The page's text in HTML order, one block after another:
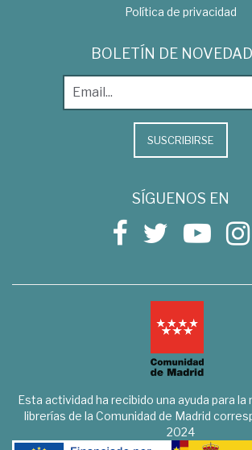
Política de privacidad
BOLETÍN DE
SUSCRIBIRSE
SÍGUENOS EN
Esta actividad ha recibido una ayuda para
librerías de la Comunidad de Madrid
2024